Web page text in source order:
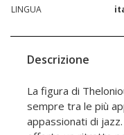
LINGUA
Descrizione
La figura di
sempre tra le più
appassionati di